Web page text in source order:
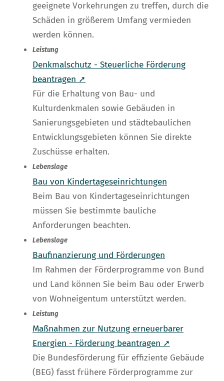
geeignete Vorkehrungen zu treffen, durch die
Schäden in größerem Umfang vermieden
werden können.
Leistung
Denkmalschutz - Steuerliche Förderung
beantragen ➚
Für die Erhaltung von Bau- und
Kulturdenkmalen sowie Gebäuden in
Sanierungsgebieten und städtebaulichen
Entwicklungsgebieten können Sie direkte
Zuschüsse erhalten.
Lebenslage
Bau von Kindertageseinrichtungen
Beim Bau von Kindertageseinrichtungen
müssen Sie bestimmte bauliche
Anforderungen beachten.
Lebenslage
Baufinanzierung und Förderungen
Im Rahmen der Förderprogramme von Bund
und Land können Sie beim Bau oder Erwerb
von Wohneigentum unterstützt werden.
Leistung
Maßnahmen zur Nutzung erneuerbarer
Energien - Förderung beantragen ➚
Die Bundesförderung für effiziente Gebäude
(BEG) fasst frühere Förderprogramme zur